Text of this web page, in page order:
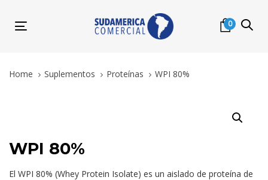
links
primary
0
Toggle
Home Suplementos Proteínas WPI 80%
WPI 80%
El WPI 80% (Whey Protein Isolate) es un aislado de proteína de